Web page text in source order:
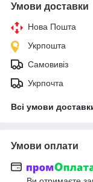
Умови доставки
Нова Пошта
Укрпошта
Самовивіз
Укрпочта
Всі умови
Умови оплати